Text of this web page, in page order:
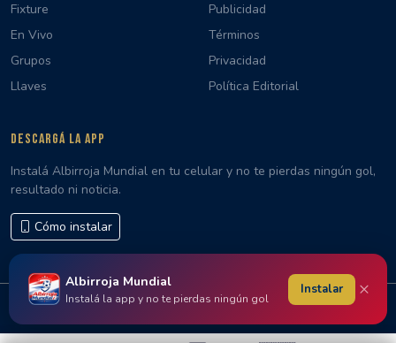
Fixture
En Vivo
Grupos
Llaves
Publicidad
Términos
Privacidad
Política Editorial
DESCARGÁ LA APP
Instalá Albirroja Mundial en tu celular y no te pierdas ningún gol,
resultado ni noticia.
Cómo instalar
© 2026 Albirroja Mundial · Hecho con 🇵🇾 en Paraguay
Albirroja Mundial
Instalá la app y no te pierdas ningún gol
Instalar ×